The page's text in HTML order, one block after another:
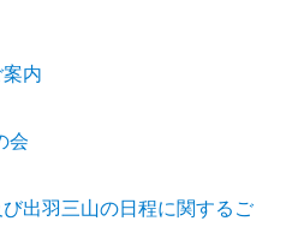
内
会
出羽三山の日程に関するご